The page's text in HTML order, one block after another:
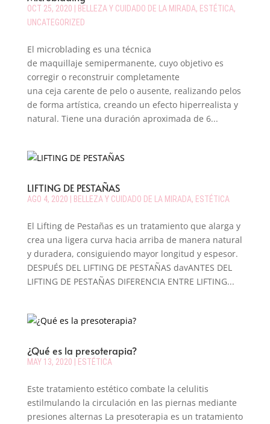
OCT 25, 2020 BELLEZA Y CUIDADO DE LA MIRADA, ESTÉTICA,
UNCATEGORIZED
El microblading es una técnica
de maquillaje semipermanente, cuyo objetivo es
corregir o reconstruir completamente
una ceja carente de pelo o ausente, realizando pelos
de forma artística, creando un efecto hiperrealista y
natural. Tiene una duración aproximada de 6...
LIFTING DE PESTAÑAS
AGO 4, 2020 BELLEZA Y CUIDADO DE LA MIRADA, ESTÉTICA
El Lifting de Pestañas es un tratamiento que alarga y
crea una ligera curva hacia arriba de manera natural
y duradera, consiguiendo mayor longitud y espesor.
DESPUÉS DEL LIFTING DE PESTAÑAS davANTES DEL
LIFTING DE PESTAÑAS DIFERENCIA ENTRE LIFTING...
¿Qué es la presoterapia?
MAY 13, 2020 ESTÉTICA
Este tratamiento estético combate la celulitis
estilmulando la circulación en las piernas mediante
presiones alternas La presoterapia es un tratamiento